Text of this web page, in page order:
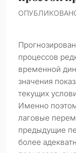
процессов
временной
значения
текущих
Именно
лаговые
предыдущие
более